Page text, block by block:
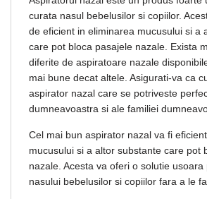
curata nasul bebelusilor si copiilor.
de eficient in eliminarea mucusului si a
care pot bloca pasajele nazale. Exista
diferite de aspiratoare nazale
mai bune decat altele. Asigurati-va ca
aspirator nazal care se potriveste
dumneavoastra si ale familiei
Cel mai bun aspirator nazal va fi
mucusului si a altor substante care pot
nazale. Acesta va oferi o solutie
nasului bebelusilor si copiilor fara a le